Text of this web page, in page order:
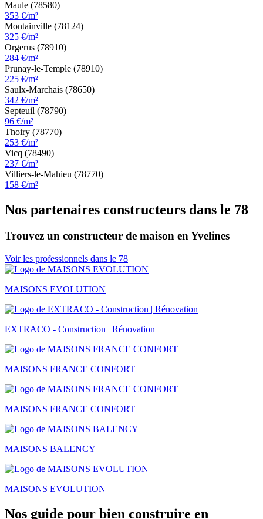
Maule (78580)
353 €/m²
Montainville (78124)
325 €/m²
Orgerus (78910)
284 €/m²
Prunay-le-Temple (78910)
225 €/m²
Saulx-Marchais (78650)
342 €/m²
Septeuil (78790)
96 €/m²
Thoiry (78770)
253 €/m²
Vicq (78490)
237 €/m²
Villiers-le-Mahieu (78770)
158 €/m²
Nos partenaires constructeurs dans le 78
Trouvez un constructeur de maison en Yvelines
Voir les professionnels dans le 78
MAISONS EVOLUTION
EXTRACO - Construction | Rénovation
MAISONS FRANCE CONFORT
MAISONS FRANCE CONFORT
MAISONS BALENCY
MAISONS EVOLUTION
Nos guide pour bien construire en